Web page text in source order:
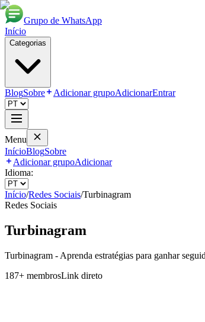
Grupo de WhatsApp
Início
Categorias
BlogSobre Adicionar grupoAdicionarEntrar
Menu
InícioBlogSobre
Adicionar grupoAdicionar
Idioma:
Início/Redes Sociais/Turbinagram
Redes Sociais
Turbinagram
Turbinagram - Aprenda estratégias para ganhar
187+ membrosLink direto